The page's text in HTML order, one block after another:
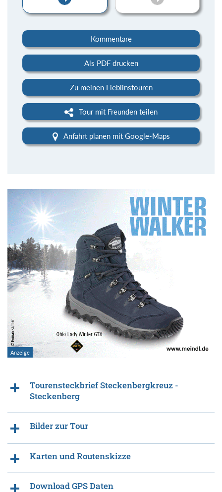
Kommentare
Als PDF drucken
Zu meinen Lieblinstouren
Tour mit Freunden teilen
Anfahrt planen mit Google-Maps
Tourensteckbrief Steckenbergkreuz -
Steckenberg
Bilder zur Tour
Karten und Routenskizze
Download GPS Daten